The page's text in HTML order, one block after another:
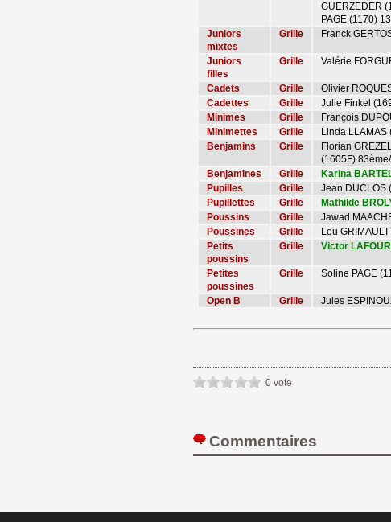
GUERZEDER
PAGE (1170)
Juniors
mixtes
Grille Franck
Juniors
filles
Grille Valérie
Cadets Grille
Olivier
Cadettes
Grille
Julie Finkel
Minimes
Grille
François
Minimettes
Grille
Linda LLAMAS
Benjamins
Grille
Florian
(1605F)
Benjamines
Grille Karina
Pupilles
Grille
Jean DUCLOS
Pupillettes
Grille Mathilde
Poussins
Grille
Jawad
Poussines
Grille
Lou
Petits
poussins
Grille Victor
Petites
poussines
Grille Soline PAGE
Open B Grille Jules
0 vote
Commentaires